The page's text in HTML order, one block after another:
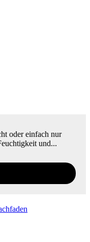
oder einfach nur
und...